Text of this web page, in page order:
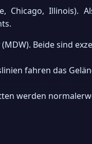
Chicago, Illinois).
Beide sind
fahren das
werden